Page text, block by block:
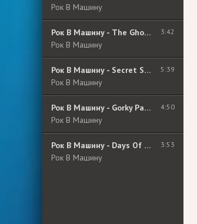
Рок В Машину
Рок В Машину - The Ghost Peppers - Part Of Me
Рок В Машину
3:42
Рок В Машину - Secret Sphere - Courage
Рок В Машину
5:39
Рок В Машину - Gorky Park - Stranger
Рок В Машину
4:50
Рок В Машину - Days Of Jupiter - I Am Stone
Рок В Машину
3:53